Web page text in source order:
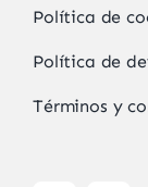
Política de
Política de
Términos y